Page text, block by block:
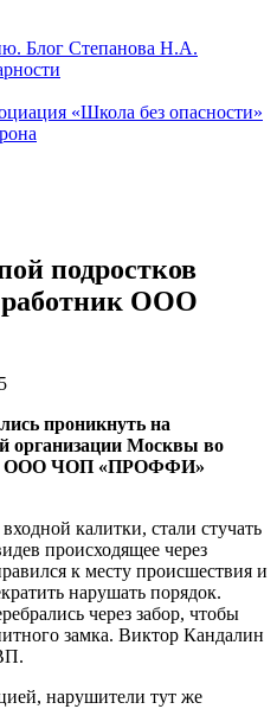
Блог Степанова Н.А.
«Школа без опасности»
подростков
работник ООО
проникнуть на
организации Москвы во
ООО ЧОП «ПРОФФИ»
калитки, стали стучать
происходящее через
к месту происшествия и
нарушать порядок.
через забор, чтобы
замка. Виктор Кандалин
нарушители тут же